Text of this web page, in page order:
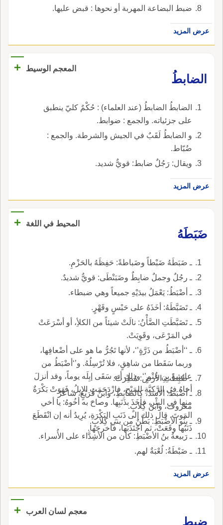
ضبط البضاعة المهربة أو نحوها : قبض عليها.
عرض المزيد
المعجم الوسيط
+
الضابطُ
الضابطُ الضابطُ (عند العلماء) : حُكْمٌ كليّ ينطبق
على جزئياته. والجمع : ضوابط.
و الضابطُ لَقَبٌ في الجيش والشرطة. والجمع :
ضُبّاط.
ويقال: رَجُلٌ ضابط: قويٌّ شديد.
عرض المزيد
المحيط في اللغة
+
ضَبَطَهُ
ـ ضَبَطَهُ ضَبْطاً وضَباطةً: حَفِظَهُ بالحَزْمِ.
ـ رجُلٌ وجملٌ ضابِطٌ وضَبَنْطَى: قويٌّ شديدٌ.
ـ أضْبَطُ: يَعْمَلُ بيدَيْهِ جميعاً وهي ضبطاء.
ـ تَضَبَّطَهُ: أخَذَهُ على حَبْسٍ وقَهْرٍ.
ـ تَضَبَّطَتِ الضَّأْنُ: نالَتْ شيئاً من الكلأِ، أو أسْرَعَتْ
في المَرْعَى، وقَوِيَتْ.
ـ ‘‘أضْبَطُ من ذَرَّةٍ’‘، لأنها تَجُرُّ ما هو على أضْعافِها،
وربما سَقَطا من شاهِقٍ، فلا تُرْسِلُهُ. و’‘أضْبَطُ من
عائشةَ بنِ عُتْمٍ’‘ وذلك أنه سَقَى إبِلَه يوماً، وقد أنزلَ
أخاهُ في الرَّكِيَّةِ للمَيْحِ، فازْدَحَمَتِ الإِبِلُ، فَهَوَتْ بَكْرَةٌ
منها في البِئْرِ، فأخَذَ بذَنَبِها. وصاحَ به أخُوهُ: يا أخي
المَوتَ. قال ذلك إلى ذَنَبِ البَكْرَةِ، يُرِيدُ أنه إن انْقَطَعَ
ذَنَبُها وقَعَتْ، ثم اجْتَذَبَها، فأخرجَها.
ـ ضُبِطَتِ الأرض: مُطِرَتْ.
ـ أضْبَطُ: الأسَدُ، كالضابِطِ، وابنُ قُرَيْعٍ: شاعرٌ
معروف، وابنُ كِلابٍ.
ـ بنُو الأضْبَطِ: بَطْنٌ من بني كِلابٍ.
ـ رَبيعةُ بنُ الأضْبَطِ: كان من الأشِدَّاء على الأُسراء.
ـ ضَبْطَةُ: لُعْبَةٌ لهم.
عرض المزيد
معجم لسان العرب
+
ضبط